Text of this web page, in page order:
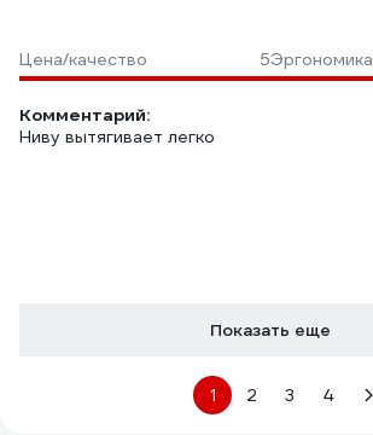
Цена/качество 5Эргономика
Комментарий:
Ниву вытягивает легко
Показать еще
1 2 3 4